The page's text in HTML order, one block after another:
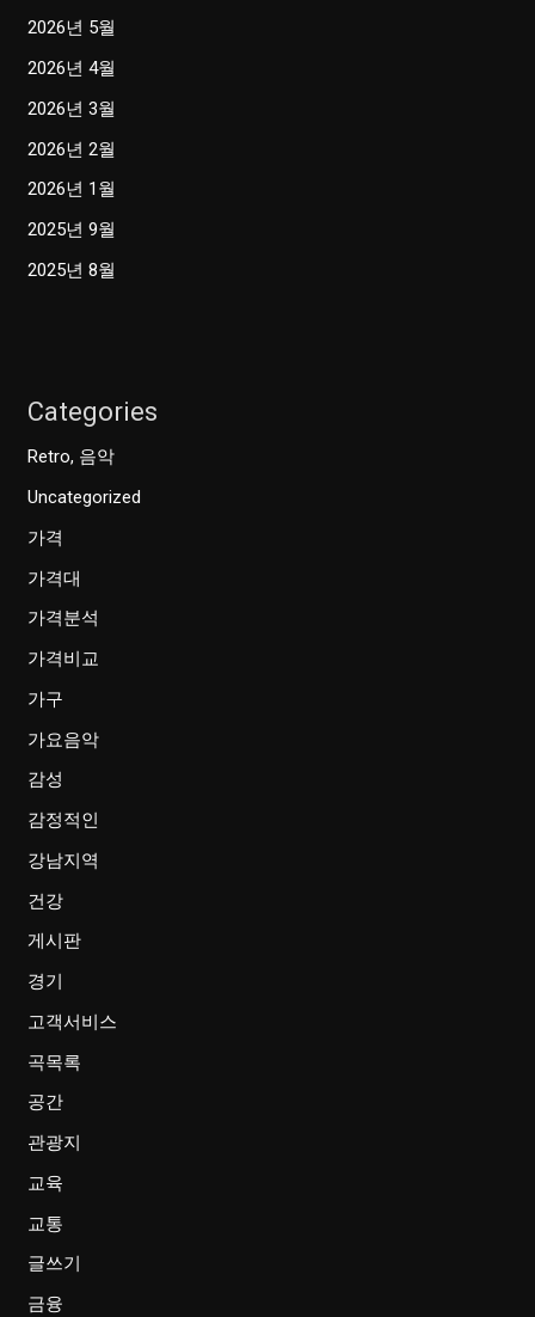
2026년 5월
2026년 4월
2026년 3월
2026년 2월
2026년 1월
2025년 9월
2025년 8월
Categories
Retro, 음악
Uncategorized
가격
가격대
가격분석
가격비교
가구
가요음악
감성
감정적인
강남지역
건강
게시판
경기
고객서비스
곡목록
공간
관광지
교육
교통
글쓰기
금융